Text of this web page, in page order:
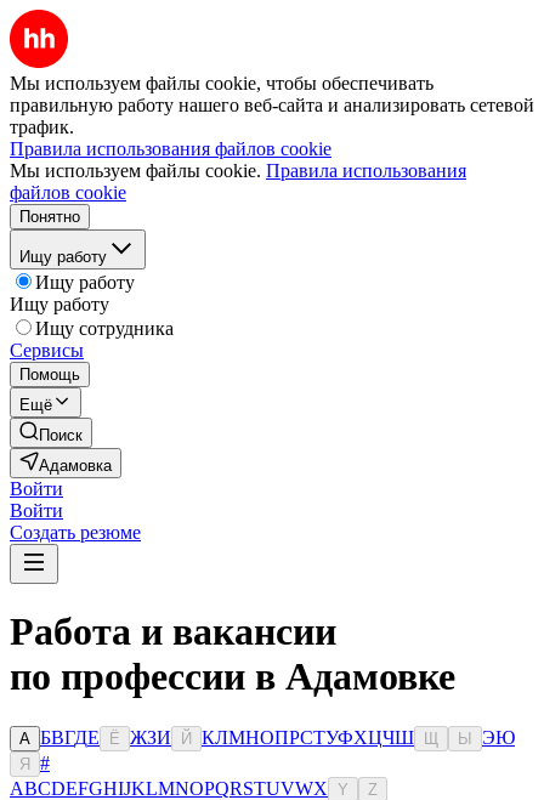
Мы используем файлы cookie, чтобы обеспечивать
правильную работу нашего веб-сайта и анализировать сетевой
трафик.
Правила использования файлов cookie
Мы используем файлы cookie. Правила использования
файлов cookie
Понятно
Ищу работу
Ищу работу
Ищу работу
Ищу сотрудника
Сервисы
Помощь
Ещё
Поиск
Адамовка
Войти
Войти
Создать резюме
Работа и вакансии
по профессии в Адамовке
А БВГДЕ Ё ЖЗИ Й КЛМНОПРСТУФХЦЧШ Ы ЭЮ
Я
#
ABCDEFGHIJKLMNOPQRSTUVWX Y Z